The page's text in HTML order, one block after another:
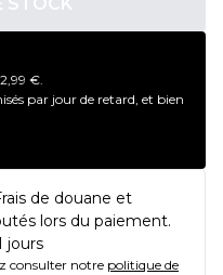
€.
par jour de retard, et bien
de douane et
lors du paiement.
jours
consulter notre politique de